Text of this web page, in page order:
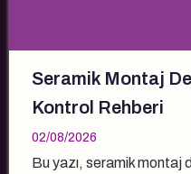
Seramik Montaj
Kontrol Rehberi
02/08/2026
Bu yazı, seramik montaj